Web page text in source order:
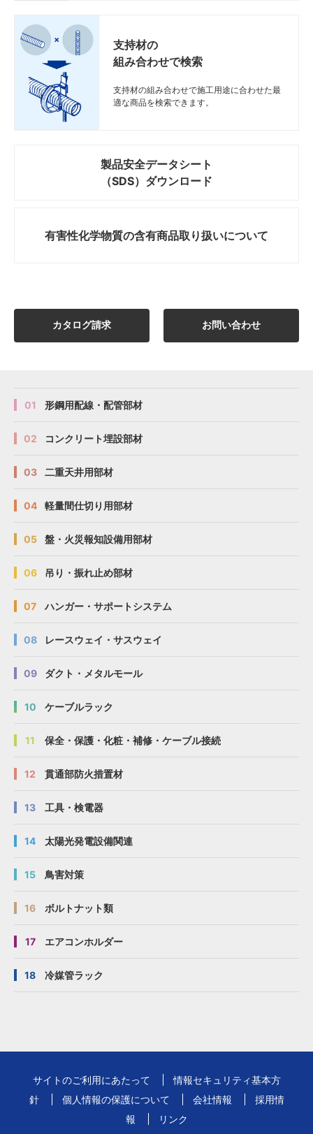
支持材の
組み合わせで検索
支持材の組み合わせで施工用途に合わせた最
適な商品を検索できます。
製品安全データシート
（SDS）ダウンロード
有害性化学物質の含有商品取り扱いについて
カタログ請求 お問い合わせ
01 形鋼用配線・配管部材
02 コンクリート埋設部材
03 二重天井用部材
04 軽量間仕切り用部材
05 盤・火災報知設備用部材
06 吊り・振れ止め部材
07 ハンガー・サポートシステム
08 レースウェイ・サスウェイ
09 ダクト・メタルモール
10 ケーブルラック
11 保全・保護・化粧・補修・ケーブル接続
12 貫通部防火措置材
13 工具・検電器
14 太陽光発電設備関連
15 鳥害対策
16 ボルトナット類
17 エアコンホルダー
18 冷媒管ラック
サイトのご利用にあたって
情報セキュリティ基本方
針
個人情報の保護について 会社情報
採用情
報
リンク